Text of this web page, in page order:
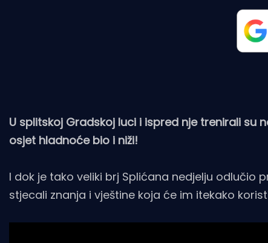
U splitskoj Gradskoj luci i ispred nje trenirali su
osjet hladnoće bio i niži!
I dok je tako veliki brj Splićana nedjelju
stjecali znanja i vještine koja će im itekako